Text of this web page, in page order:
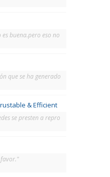
buena.pero eso no
que se ha generado
& Efficient
se presten a repro